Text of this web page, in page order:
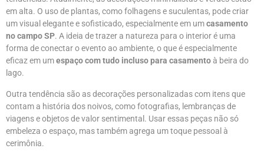
em alta. O uso de plantas, como folhagens e suculentas, pode criar
um visual elegante e sofisticado, especialmente em umcasamento
no campo SP. A ideia de trazer a natureza para o interior é uma
forma de conectar o evento ao ambiente, o que é especialmente
eficaz em umespaço com tudo incluso para casamentoà beira do
lago.
Outra tendência são as decorações personalizadas com itens que
contam a história dos noivos, como fotografias, lembranças de
viagens e objetos de valor sentimental. Usar essas peças não só
embeleza o espaço, mas também agrega um toque pessoal à
cerimônia.